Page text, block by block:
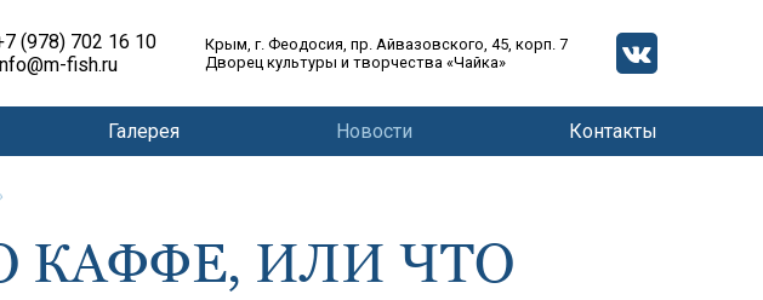
(978) 702 16 10
fish.ru
Крым, г. Феодосия, пр. Айвазовского, 45, корп. 7
Дворец культуры и творчества «Чайка»
Галерея Новости Контакты
КАФФЕ, ИЛИ ЧТО